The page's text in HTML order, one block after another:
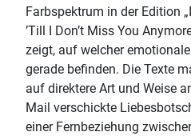
Farbspektrum in der Edition
’Till I Don’t Miss You
zeigt, auf welcher
gerade befinden. Die Texte
auf direktere Art und Weise
Mail verschickte
einer Fernbeziehung